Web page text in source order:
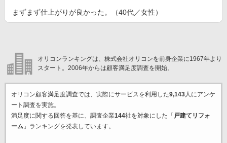
まずまず仕上がりが良かった。（40代／女性）
オリコンランキングは、株式会社オリコンを前身企業に1967年より
スタート。2006年からは顧客満足度調査を開始。
オリコン顧客満足度調査では、実際にサービスを利用した9,143人にアンケ
ート調査を実施。
満足度に関する回答を基に、調査企業144社を対象にした「 戸建てリフォ
ーム」ランキングを発表しています。